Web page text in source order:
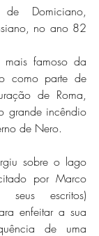
Domiciano,
no ano 82
mais famoso da
como parte de
de Roma,
grande incêndio
de Nero.
sobre o lago
por Marco
escritos)
enfeitar a sua